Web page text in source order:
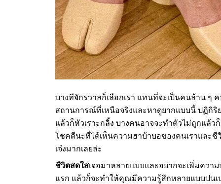
บางทีจักรวาลก็เลือกเรา แทนที่จะเป็นคนล้าน ๆ
สถานการณ์ที่เหนือจริงและหาดูยากแบบนี้ ปฏิกิริ
แล้วก็หัวเราะกลิ้ง บางคนอาจจะทำตัวไม่ถูกแล้ว
โชคดีนะที่ได้เห็นความฮาบ้าบอของคนเราและชี
เจ๋งมากเลยล่ะ
ชีวิตสดใสเจอมาหลายแบบและอยากจะเพิ่มคว
แรก แล้วก็จะทำให้คุณมีความรู้สึกหลายแบบปนเ